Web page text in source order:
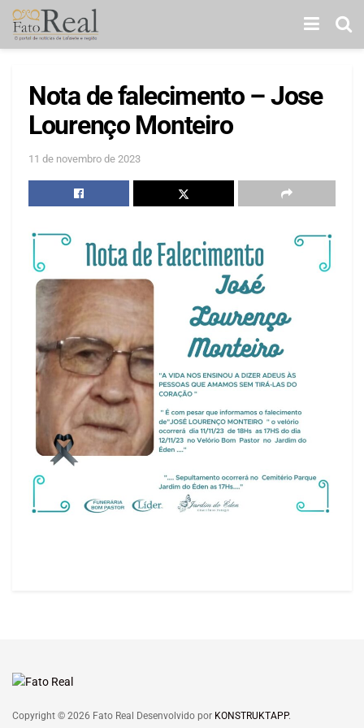
Nota de falecimento – Jose
Lourenço Monteiro
11 de novembro de 2023
Copyright © 2026 Fato Real Desenvolvido por KONSTRUKTAPP.